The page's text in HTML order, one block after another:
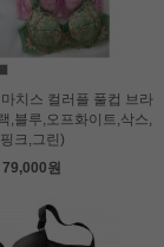
치스 컬러플 풀컵 브라
,블루,오프화이트,삭스,
핑크,그린)
79,000원